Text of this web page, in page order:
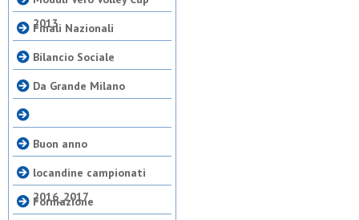
2013
Finali Nazionali
Bilancio Sociale
Da Grande Milano
Buon anno
locandine campionati
2016_2017
Formazione